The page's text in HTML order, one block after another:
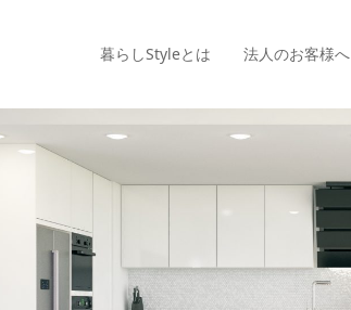
暮らしStyleとは 法人のお客様へ